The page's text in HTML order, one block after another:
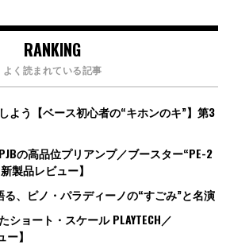
RANKING
よく読まれている記事
よう【ベース初心者の“キホンのキ”】第3
の高品位プリアンプ／ブースター“PE-2
製品レビュー】
、ピノ・パラディーノの“すごみ”と名演
ショート・スケール PLAYTECH／
】